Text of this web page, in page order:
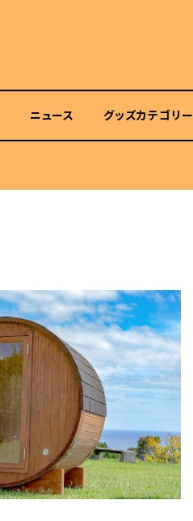
ニュース グッズカテゴリー